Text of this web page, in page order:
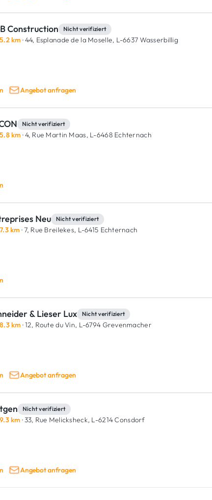
Construction Nicht verifiziert
5.2 km · 44, Esplanade de la Moselle, L-6637 Wasserbillig
Angebot anfragen
Nicht verifiziert
5.8 km · 4, Rue Martin Maas, L-6468 Echternach
Neu Nicht verifiziert
7.3 km · 7, Rue Breilekes, L-6415 Echternach
& Lieser Lux Nicht verifiziert
8.3 km · 12, Route du Vin, L-6794 Grevenmacher
Angebot anfragen
Nicht verifiziert
9.3 km · 33, Rue Melicksheck, L-6214 Consdorf
Angebot anfragen